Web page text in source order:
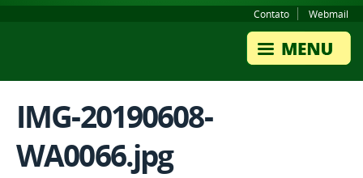
Contato Webmail
IMG-20190608-
WA0066.jpg